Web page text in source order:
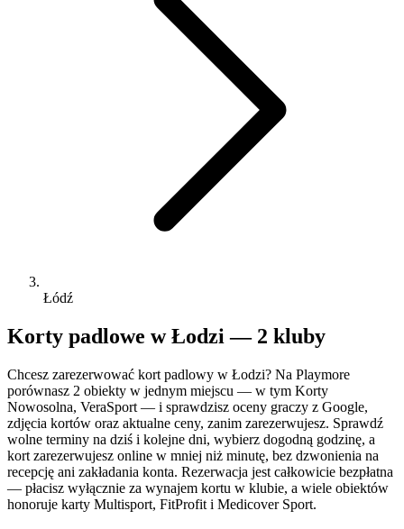
Łódź
Korty padlowe w Łodzi — 2 kluby
Chcesz zarezerwować kort padlowy w Łodzi? Na Playmore
porównasz 2 obiekty w jednym miejscu — w tym Korty
Nowosolna, VeraSport — i sprawdzisz oceny graczy z Google,
zdjęcia kortów oraz aktualne ceny, zanim zarezerwujesz. Sprawdź
wolne terminy na dziś i kolejne dni, wybierz dogodną godzinę, a
kort zarezerwujesz online w mniej niż minutę, bez dzwonienia na
recepcję ani zakładania konta. Rezerwacja jest całkowicie bezpłatna
— płacisz wyłącznie za wynajem kortu w klubie, a wiele obiektów
honoruje karty Multisport, FitProfit i Medicover Sport.